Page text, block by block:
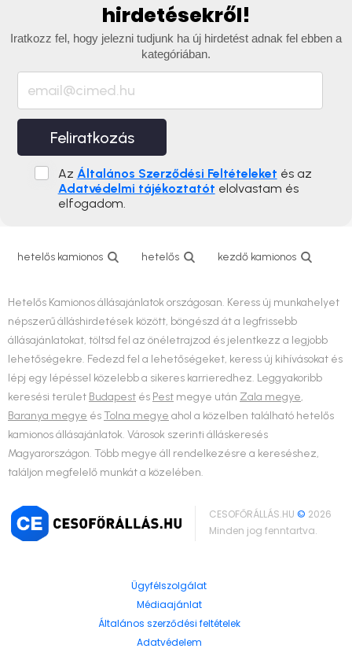
hirdetésekről!
Iratkozz fel, hogy jelezni tudjunk ha új hirdetést adnak fel ebben a
kategóriában.
Feliratkozás
Az Általános Szerződési Feltételeket és az
Adatvédelmi tájékoztatót elolvastam és
elfogadom.
hetelős kamionos hetelős kezdő kamionos
Hetelős Kamionos állásajánlatok országosan. Keress új munkahelyet
népszerű álláshirdetések között, böngészd át a legfrissebb
állásajánlatokat, töltsd fel az önéletrajzod és jelentkezz a legjobb
lehetőségekre. Fedezd fel a lehetőségeket, keress új kihívásokat és
lépj egy lépéssel közelebb a sikeres karrieredhez. Leggyakoribb
keresési terület Budapest és Pest megye után Zala megye,
Baranya megye ésTolna megye ahol a közelben található hetelős
kamionos állásajánlatok. Városok szerinti álláskeresés
Magyarországon. Több megye áll rendelkezésre a kereséshez,
találjon megfelelő munkát a közelében.
CESOFŐRÁLLÁS.HU© 2026
Minden jog fenntartva.
Ügyfélszolgálat
Médiaajánlat
Általános szerződési feltételek
Adatvédelem